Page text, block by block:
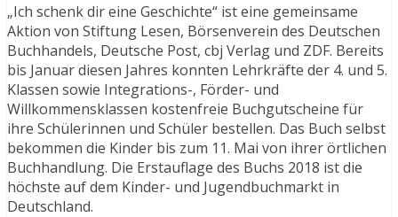
„Ich schenk dir eine Geschichte“ ist eine gemeinsame
Aktion von Stiftung Lesen, Börsenverein des Deutschen
Buchhandels, Deutsche Post, cbj Verlag und ZDF. Bereits
bis Januar diesen Jahres konnten Lehrkräfte der 4. und 5.
Klassen sowie Integrations-, Förder- und
Willkommensklassen kostenfreie Buchgutscheine für
ihre Schülerinnen und Schüler bestellen. Das Buch selbst
bekommen die Kinder bis zum 11. Mai von ihrer örtlichen
Buchhandlung. Die Erstauflage des Buchs 2018 ist die
höchste auf dem Kinder- und Jugendbuchmarkt in
Deutschland.